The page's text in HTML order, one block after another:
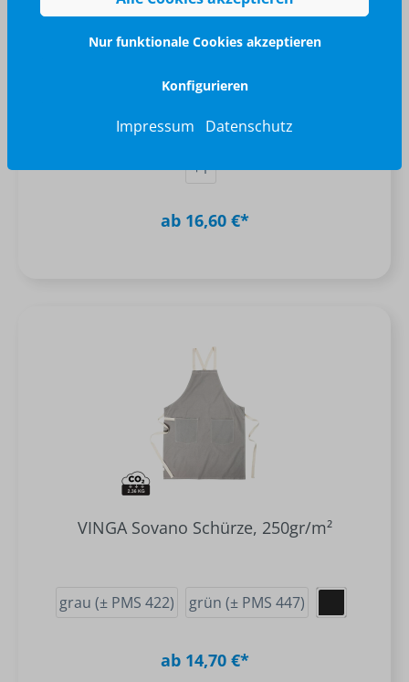
VINGA Asado Küchenschürze
braun (± PMS 2325) grün (± PMS Green)
+1
ab 16,60 €*
VINGA Sovano Schürze, 250gr/m²
grau (± PMS 422) grün (± PMS 447)
ab 14,70 €*
Nur funktionale Cookies akzeptieren
Konfigurieren
Impressum Datenschutz